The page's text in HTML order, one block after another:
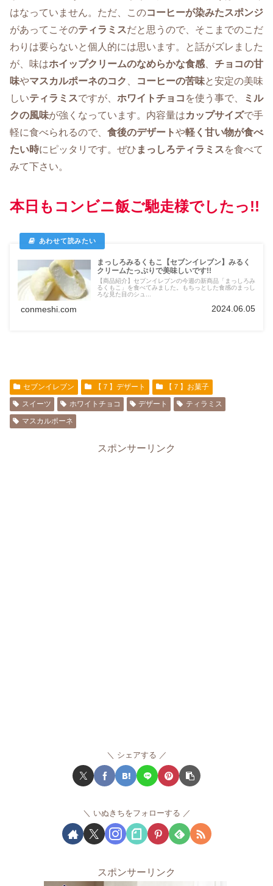
はなっていません。ただ、このコーヒーが染みたスポンジ
があってこそのティラミスだと思うので、そこまでのこだ
わりは要らないと個人的には思います。と話がズレました
が、味はホイップクリームのなめらかな食感、 チョコの甘
味やマスカルポーネのコク 、 コーヒーの苦味と安定の美味
しいティラミスですが、 ホワイトチョコ を使う事で、
ミル
クの風味が強くなっています。内容量はカップサイズで手
軽に食べられるので、 食後のデザートや軽く甘い物が食べ
たい時にピッタリです。ぜひ まっしろティラミスを食べて
みて下さい。
本日もコンビニ飯ご馳走様でしたっ!!
まっしろみるくもこ【セブンイレブン】みるく
クリームたっぷりで美味しいです!!
【商品紹介】セブンイレブンの今週の新商品「まっしろみ
るくもこ」を食べてみました。もちっとした食感のまっし
ろな見た目のシュ...
conmeshi.com 2024.06.05
セブンイレブン 【７】デザート
【７】お菓子
スイーツ
ホワイトチョコ デザート
ティラミス
マスカルポーネ
スポンサーリンク
シェアする
いぬきちをフォローする
スポンサーリンク